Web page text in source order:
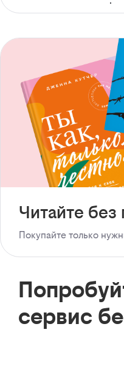
с доступом
Читайте без
Покупайте только
сервис